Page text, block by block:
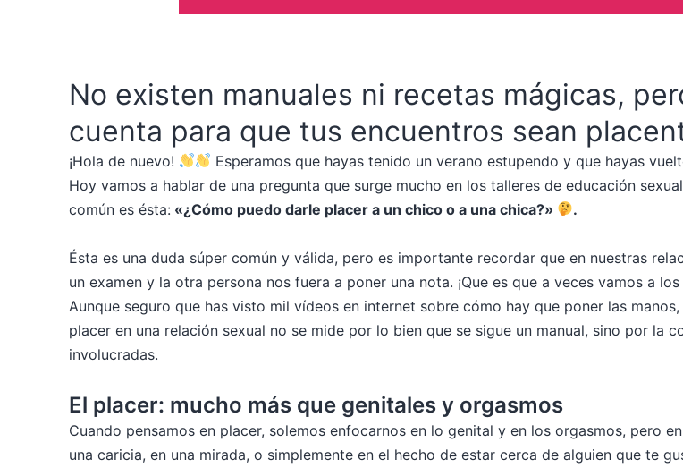
No existen manuales ni recetas mágicas,
cuenta para que tus encuentros sean
¡Hola de nuevo! Esperamos que hayas tenido un verano estupendo y que hayas
Hoy vamos a hablar de una pregunta que surge mucho en los talleres de educación
común es ésta: «¿Cómo puedo darle placer a un chico o a una chica?» .​
Ésta es una duda súper común y válida, pero es importante recordar que en nuestras
un examen y la otra persona nos fuera a poner una nota. ¡Que es que a veces vamos a
Aunque seguro que has visto mil vídeos en internet sobre cómo hay que poner las
placer en una relación sexual no se mide por lo bien que se sigue un manual, sino por
involucradas.
El placer: mucho más que genitales y orgasmos
Cuando pensamos en placer, solemos enfocarnos en lo genital y en los orgasmos, pero
una caricia, en una mirada, o simplemente en el hecho de estar cerca de alguien que te